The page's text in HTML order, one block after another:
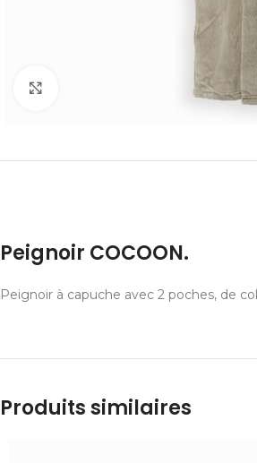
Peignoir COCOON.
Peignoir à capuche avec 2 poches, de
Produits similaires